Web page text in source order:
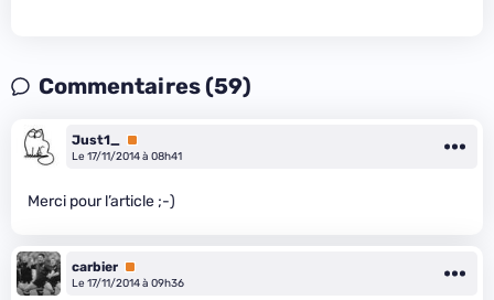
Commentaires (59)
Just1_ Premium
Le 17/11/2014 à 08h41
Merci pour l’article ;-)
carbier Premium
Le 17/11/2014 à 09h36